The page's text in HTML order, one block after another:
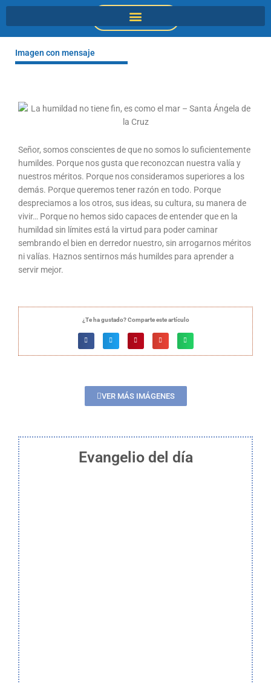
DONACIONES
Imagen con mensaje
Señor, somos conscientes de que no somos lo suficientemente
humildes. Porque nos gusta que reconozcan nuestra valía y
nuestros méritos. Porque nos consideramos superiores a los
demás. Porque queremos tener razón en todo. Porque
despreciamos a los otros, sus ideas, su cultura, su manera de
vivir… Porque no hemos sido capaces de entender que en la
humildad sin límites está la virtud para poder caminar
sembrando el bien en derredor nuestro, sin arrogarnos méritos
ni valías. Haznos sentirnos más humildes para aprender a
servir mejor.
¿Te ha gustado? Comparte este artículo
VER MÁS IMÁGENES
Evangelio del día